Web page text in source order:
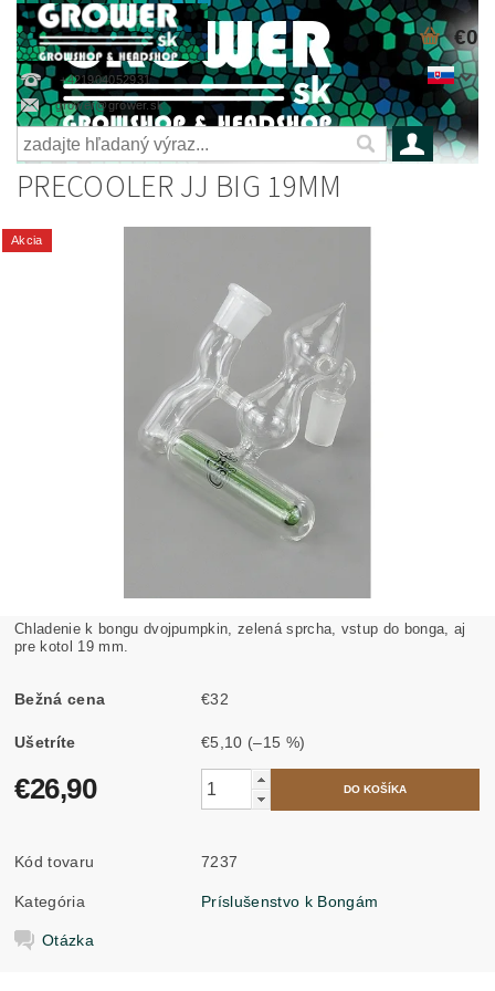
+421904052931
grower@grower.sk
€0
PRECOOLER JJ BIG 19MM
Akcia
Chladenie k bongu dvojpumpkin, zelená sprcha, vstup do bonga, aj
pre kotol 19 mm.
Bežná cena €32
Ušetríte €5,10 (–15 %)
€26,90
Kód tovaru 7237
Kategória Príslušenstvo k Bongám
Otázka